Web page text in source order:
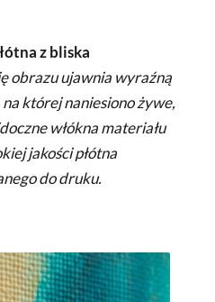
z bliska
obrazu ujawnia wyraźną
której naniesiono żywe,
włókna materiału
jakości płótna
do druku.